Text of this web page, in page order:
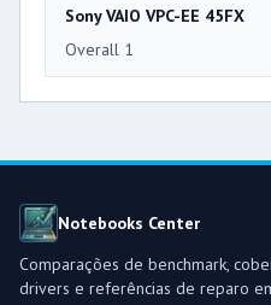
Sony VAIO VPC-EE 45FX
Overall 1
Notebooks Center
Comparações de benchmark,
drivers e referências de reparo